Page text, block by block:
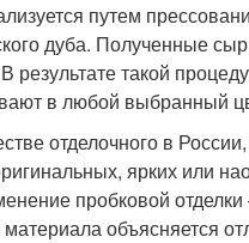
путем
дуба. Полученные
результате такой
в любой выбранный
отделочного в
ярких или
пробковой
объясняется